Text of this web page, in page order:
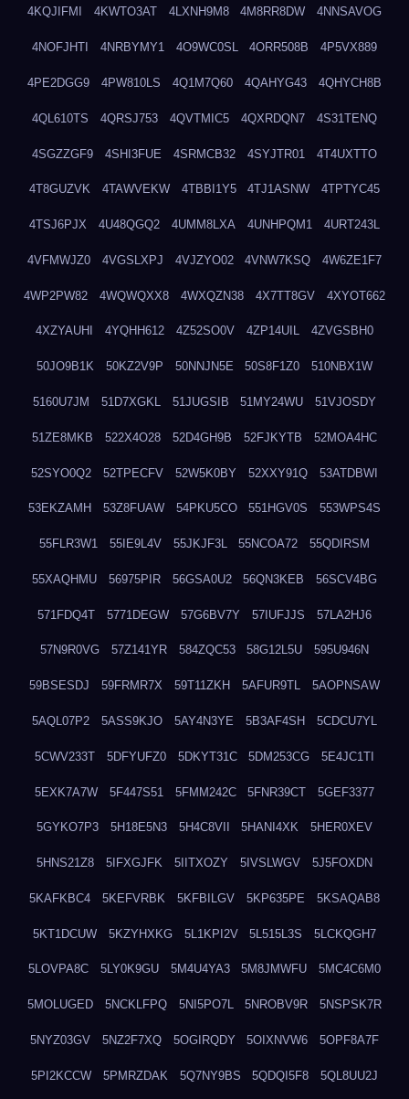
4KQJIFMI 4KWTO3AT 4LXNH9M8 4M8RR8DW 4NNSAVOG
4NOFJHTI 4NRBYMY1 4O9WC0SL 4ORR508B 4P5VX889
4PE2DGG9 4PW810LS 4Q1M7Q60 4QAHYG43 4QHYCH8B
4QL610TS 4QRSJ753 4QVTMIC5 4QXRDQN7 4S31TENQ
4SGZZGF9 4SHI3FUE 4SRMCB32 4SYJTR01 4T4UXTTO
4T8GUZVK 4TAWVEKW 4TBBI1Y5 4TJ1ASNW 4TPTYC45
4TSJ6PJX 4U48QGQ2 4UMM8LXA 4UNHPQM1 4URT243L
4VFMWJZ0 4VGSLXPJ 4VJZYO02 4VNW7KSQ 4W6ZE1F7
4WP2PW82 4WQWQXX8 4WXQZN38 4X7TT8GV 4XYOT662
4XZYAUHI 4YQHH612 4Z52SO0V 4ZP14UIL 4ZVGSBH0
50JO9B1K 50KZ2V9P 50NNJN5E 50S8F1Z0 510NBX1W
5160U7JM 51D7XGKL 51JUGSIB 51MY24WU 51VJOSDY
51ZE8MKB 522X4O28 52D4GH9B 52FJKYTB 52MOA4HC
52SYO0Q2 52TPECFV 52W5K0BY 52XXY91Q 53ATDBWI
53EKZAMH 53Z8FUAW 54PKU5CO 551HGV0S 553WPS4S
55FLR3W1 55IE9L4V 55JKJF3L 55NCOA72 55QDIRSM
55XAQHMU 56975PIR 56GSA0U2 56QN3KEB 56SCV4BG
571FDQ4T 5771DEGW 57G6BV7Y 57IUFJJS 57LA2HJ6
57N9R0VG 57Z141YR 584ZQC53 58G12L5U 595U946N
59BSESDJ 59FRMR7X 59T11ZKH 5AFUR9TL 5AOPNSAW
5AQL07P2 5ASS9KJO 5AY4N3YE 5B3AF4SH 5CDCU7YL
5CWV233T 5DFYUFZ0 5DKYT31C 5DM253CG 5E4JC1TI
5EXK7A7W 5F447S51 5FMM242C 5FNR39CT 5GEF3377
5GYKO7P3 5H18E5N3 5H4C8VII 5HANI4XK 5HER0XEV
5HNS21Z8 5IFXGJFK 5IITXOZY 5IVSLWGV 5J5FOXDN
5KAFKBC4 5KEFVRBK 5KFBILGV 5KP635PE 5KSAQAB8
5KT1DCUW 5KZYHXKG 5L1KPI2V 5L515L3S 5LCKQGH7
5LOVPA8C 5LY0K9GU 5M4U4YA3 5M8JMWFU 5MC4C6M0
5MOLUGED 5NCKLFPQ 5NI5PO7L 5NROBV9R 5NSPSK7R
5NYZ03GV 5NZ2F7XQ 5OGIRQDY 5OIXNVW6 5OPF8A7F
5PI2KCCW 5PMRZDAK 5Q7NY9BS 5QDQI5F8 5QL8UU2J